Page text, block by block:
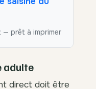
— prêt à imprimer
adulte
direct doit être